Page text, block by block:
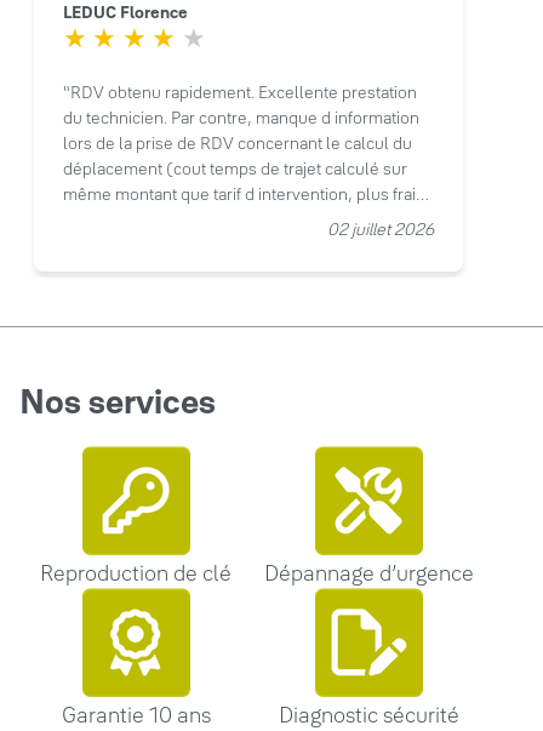
LEDUC Florence
02 juillet 2026
RDV obtenu rapidement. Excellente prestation
du technicien. Par contre, manque d information
lors de la prise de RDV concernant le calcul du
déplacement (cout temps de trajet calculé sur
même montant que tarif d intervention, plus frais
de déplacement appliqués), et manque de
lisibilité sur la facture. Entreprise à l écoute de
mes observations, suite échange mail/tel.
Nos services
Reproduction de clé Dépannage d’urgence
Garantie 10 ans Diagnostic sécurité